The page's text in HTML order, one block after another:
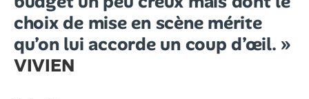
choix de mise en scène mérite
qu’on lui accorde un coup d’œil. »
VIVIEN